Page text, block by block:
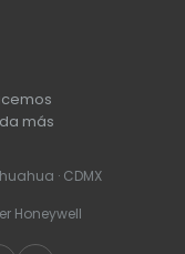
más
· CDMX
Honeywell